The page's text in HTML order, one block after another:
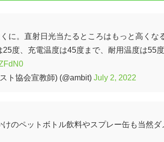
に。直射日光当たるところはもっと高くな
25度、充電温度は45度まで、耐用温度は55
ト協会宣教師) (@ambit) July 2, 2022
のペットボトル飲料やスプレー缶も当然ダ